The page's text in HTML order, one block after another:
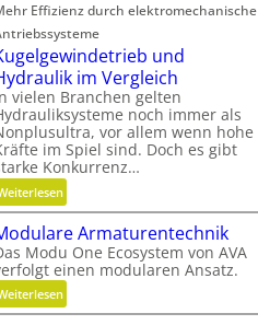
e
h
r
F
l
e
x
i
b
i
l
i
t
ä
t
Effizienz durch elektromechanische
und
im Vergleich
vielen Branchen gelten
noch immer als
vor allem wenn hohe
im Spiel sind. Doch es gibt
Konkurrenz…
:
K
u
g
e
l
g
Armaturentechnik
Modu One Ecosystem von AVA
einen modularen Ansatz.
:
M